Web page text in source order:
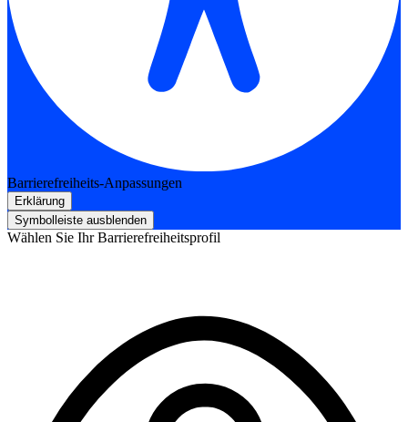
Barrierefreiheits-Anpassungen
Erklärung
Symbolleiste ausblenden
Wählen Sie Ihr Barrierefreiheitsprofil